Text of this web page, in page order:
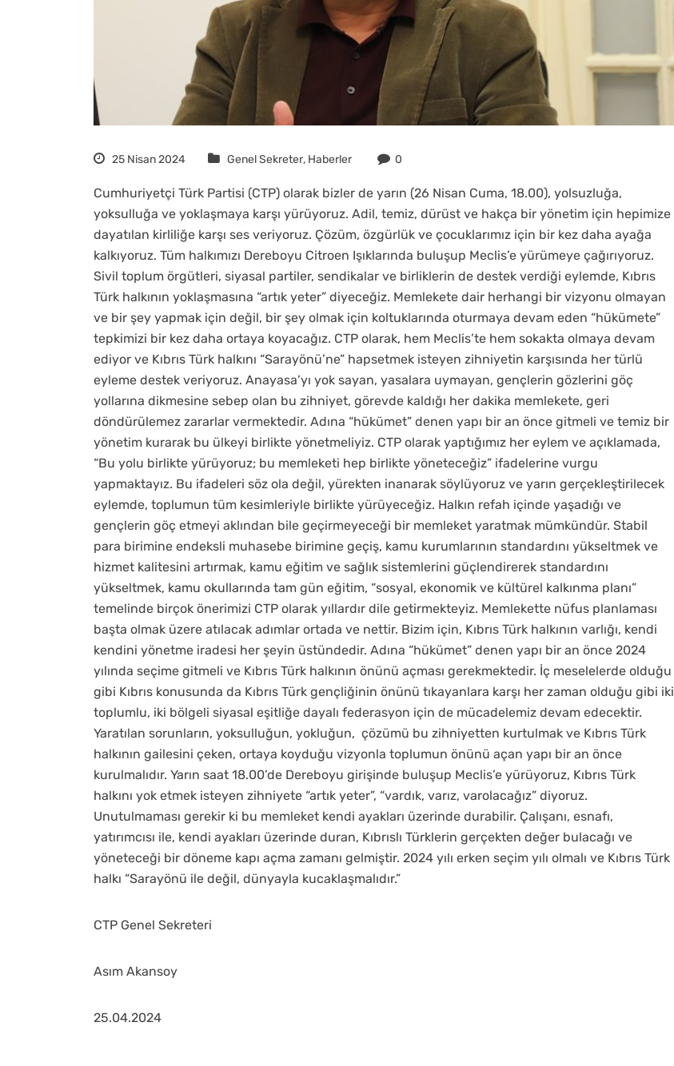
25 Nisan 2024 Genel Sekreter, Haberler 0
Cumhuriyetçi Türk Partisi (CTP) olarak bizler de yarın (26 Nisan Cuma, 18.00), yolsuzluğa,
yoksulluğa ve yoklaşmaya karşı yürüyoruz. Adil, temiz, dürüst ve hakça bir yönetim için hepimize
dayatılan kirliliğe karşı ses veriyoruz. Çözüm, özgürlük ve çocuklarımız için bir kez daha ayağa
kalkıyoruz. Tüm halkımızı Dereboyu Citroen Işıklarında buluşup Meclis’e yürümeye çağırıyoruz.
Sivil toplum örgütleri, siyasal partiler, sendikalar ve birliklerin de destek verdiği eylemde, Kıbrıs
Türk halkının yoklaşmasına “artık yeter” diyeceğiz. Memlekete dair herhangi bir vizyonu olmayan
ve bir şey yapmak için değil, bir şey olmak için koltuklarında oturmaya devam eden “hükümete”
tepkimizi bir kez daha ortaya koyacağız. CTP olarak, hem Meclis’te hem sokakta olmaya devam
ediyor ve Kıbrıs Türk halkını “Sarayönü’ne” hapsetmek isteyen zihniyetin karşısında her türlü
eyleme destek veriyoruz. Anayasa’yı yok sayan, yasalara uymayan, gençlerin gözlerini göç
yollarına dikmesine sebep olan bu zihniyet, görevde kaldığı her dakika memlekete, geri
döndürülemez zararlar vermektedir. Adına “hükümet” denen yapı bir an önce gitmeli ve temiz bir
yönetim kurarak bu ülkeyi birlikte yönetmeliyiz. CTP olarak yaptığımız her eylem ve açıklamada,
“Bu yolu birlikte yürüyoruz; bu memleketi hep birlikte yöneteceğiz” ifadelerine vurgu
yapmaktayız. Bu ifadeleri söz ola değil, yürekten inanarak söylüyoruz ve yarın gerçekleştirilecek
eylemde, toplumun tüm kesimleriyle birlikte yürüyeceğiz. Halkın refah içinde yaşadığı ve
gençlerin göç etmeyi aklından bile geçirmeyeceği bir memleket yaratmak mümkündür. Stabil
para birimine endeksli muhasebe birimine geçiş, kamu kurumlarının standardını yükseltmek ve
hizmet kalitesini artırmak, kamu eğitim ve sağlık sistemlerini güçlendirerek standardını
yükseltmek, kamu okullarında tam gün eğitim, “sosyal, ekonomik ve kültürel kalkınma planı”
temelinde birçok önerimizi CTP olarak yıllardır dile getirmekteyiz. Memlekette nüfus planlaması
başta olmak üzere atılacak adımlar ortada ve nettir. Bizim için, Kıbrıs Türk halkının varlığı, kendi
kendini yönetme iradesi her şeyin üstündedir. Adına “hükümet” denen yapı bir an önce 2024
yılında seçime gitmeli ve Kıbrıs Türk halkının önünü açması gerekmektedir. İç meselelerde olduğu
gibi Kıbrıs konusunda da Kıbrıs Türk gençliğinin önünü tıkayanlara karşı her zaman olduğu gibi iki
toplumlu, iki bölgeli siyasal eşitliğe dayalı federasyon için de mücadelemiz devam edecektir.
Yaratılan sorunların, yoksulluğun, yokluğun, çözümü bu zihniyetten kurtulmak ve Kıbrıs Türk
halkının gailesini çeken, ortaya koyduğu vizyonla toplumun önünü açan yapı bir an önce
kurulmalıdır. Yarın saat 18.00’de Dereboyu girişinde buluşup Meclis’e yürüyoruz, Kıbrıs Türk
halkını yok etmek isteyen zihniyete “artık yeter”, “vardık, varız, varolacağız” diyoruz.
Unutulmaması gerekir ki bu memleket kendi ayakları üzerinde durabilir. Çalışanı, esnafı,
yatırımcısı ile, kendi ayakları üzerinde duran, Kıbrıslı Türklerin gerçekten değer bulacağı ve
yöneteceği bir döneme kapı açma zamanı gelmiştir. 2024 yılı erken seçim yılı olmalı ve Kıbrıs Türk
halkı “Sarayönü ile değil, dünyayla kucaklaşmalıdır.”
CTP Genel Sekreteri
Asım Akansoy
25.04.2024